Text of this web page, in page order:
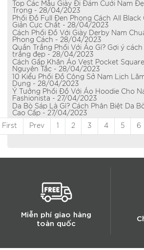
Top Các Mẫu Giày Đi Đám Cưới Nam
Trọng - 28/04/2023
Phối Đồ Full Đen Phong Cách All Black
Giản Cực Chất - 28/04/2023
Cách Phối Đồ Với Giày Derby Nam
Phong Cách - 28/04/2023
Quần Trắng Phối Với Áo Gì? Gợi ý
trắng đẹp - 28/04/2023
Cách Gấp Khăn Áo Vest Pocket
Nguyên Tắc - 28/04/2023
10 Kiểu Phối Đồ Công Sở Nam Lịch
Dụng - 28/04/2023
Ý Tưởng Phối Đồ Với Áo Hoodie Cho
Fashionista - 27/04/2023
Da Bò Sáp Là Gì? Cách Phân Biệt Da
Cao Cấp - 27/04/2023
First
Prev 2 3 4 5 6
Miễn phí giao hàng
toàn quốc